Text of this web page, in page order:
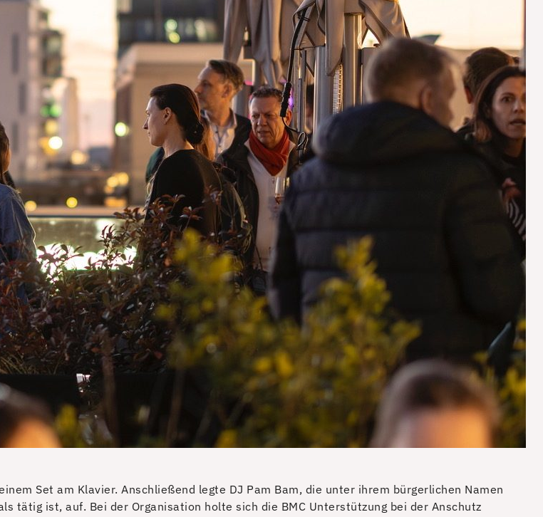
Set am Klavier. Anschließend legte DJ Pam Bam, die unter ihrem bürgerlichen Namen
tätig ist, auf. Bei der Organisation holte sich die BMC Unterstützung bei der Anschutz